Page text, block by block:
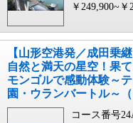
￥249,900~￥
【山形空港発／成田乗
自然と満天の星空！果
モンゴルで感動体験～
園・ウランバートル～（
コース番号